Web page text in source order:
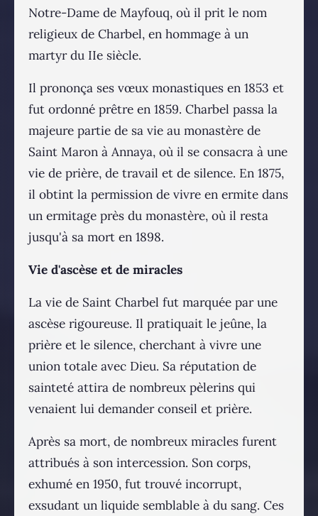
Notre-Dame de Mayfouq, où il prit le nom
religieux de Charbel, en hommage à un
martyr du IIe siècle.
Il prononça ses vœux monastiques en 1853 et
fut ordonné prêtre en 1859. Charbel passa la
majeure partie de sa vie au monastère de
Saint Maron à Annaya, où il se consacra à une
vie de prière, de travail et de silence. En 1875,
il obtint la permission de vivre en ermite dans
un ermitage près du monastère, où il resta
jusqu'à sa mort en 1898.
Vie d'ascèse et de miracles
La vie de Saint Charbel fut marquée par une
ascèse rigoureuse. Il pratiquait le jeûne, la
prière et le silence, cherchant à vivre une
union totale avec Dieu. Sa réputation de
sainteté attira de nombreux pèlerins qui
venaient lui demander conseil et prière.
Après sa mort, de nombreux miracles furent
attribués à son intercession. Son corps,
exhumé en 1950, fut trouvé incorrupt,
exsudant un liquide semblable à du sang. Ces